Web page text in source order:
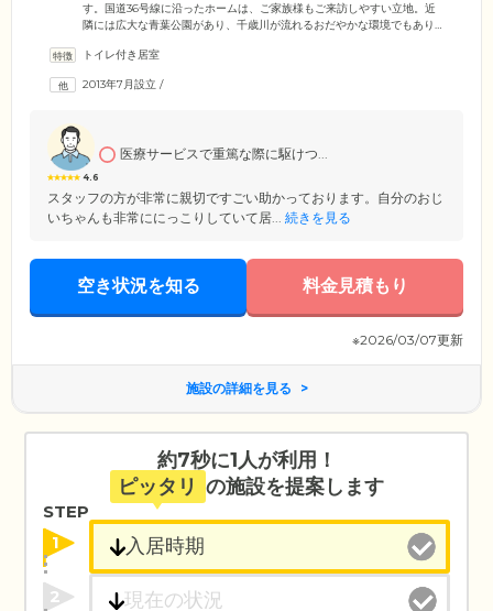
す。国道36号線に沿ったホームは、ご家族様もご来訪しやすい立地。近
隣には広大な青葉公園があり、千歳川が流れるおだやかな環境でもあり
をしっかり確保しています。ご入居者様の居室は全室完全個室。ベッ
などの共用スペースもあり、プライベートな時間と、ほかのご入居者様
トイレ付き居室
2013年7月設立 /
4.6
医療サービスで重篤な際に駆けつ...
スタッフの方が非常に親切ですごい助かっております。自分のおじ
いちゃんも非常ににっこりしていて居... 続きを見る
空き状況を知る 料金見積もり
※2026/03/07更新
施設の詳細を見る
約7秒に1人が利用！
ピッタリ の施設を提案します
STEP
1
2